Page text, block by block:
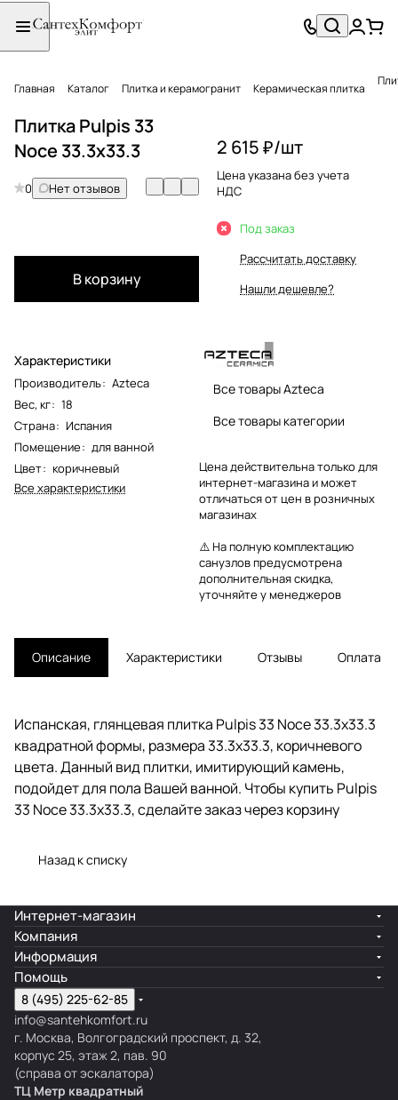
Главная Каталог Плитка и керамогранит Керамическая плитка
Плитка Pulpis 33
Noce 33.3x33.3
0 Нет отзывов
В корзину
Характеристики
Производитель: Azteca
Вес, кг: 18
Страна: Испания
Помещение: для ванной
Цвет: коричневый
Все характеристики
2 615 ₽/шт
Цена указана без учета
НДС
Под заказ
Рассчитать доставку
Нашли дешевле?
Все товары Azteca
Все товары категории
Цена действительна только для
интернет-магазина и может
отличаться от цен в розничных
магазинах
⚠️ На полную комплектацию
санузлов предусмотрена
дополнительная скидка,
уточняйте у менеджеров
Описание Характеристики Отзывы Оплата
Испанская, глянцевая плитка Pulpis 33 Noce 33.3x33.3
квадратной формы, размера 33.3x33.3, коричневого
цвета. Данный вид плитки, имитирующий камень,
подойдет для пола Вашей ванной. Чтобы купить Pulpis
33 Noce 33.3x33.3, сделайте заказ через корзину
Назад к списку
Интернет-магазин
Компания
Информация
Помощь
8 (495) 225-62-85
info@santehkomfort.ru
г. Москва, Волгоградский проспект, д. 32,
корпус 25, этаж 2, пав. 90
(справа от эскалатора)
ТЦ Метр квадратный